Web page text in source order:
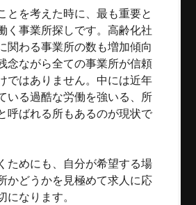
とを考えた時に、最も重要と
く事業所探しです。高齢化社
関わる事業所の数も増加傾向
念ながら全ての事業所が信頼
ではありません。中には近年
いる過酷な労働を強いる、所
呼ばれる所もあるのが現状で
ためにも、自分が希望する場
かどうかを見極めて求人に応
なります。